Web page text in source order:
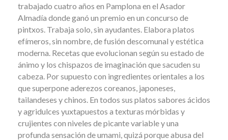
trabajado cuatro años en Pamplona en el Asador
Almadía donde ganó un premio en un concurso de
pintxos. Trabaja solo, sin ayudantes. Elabora platos
efímeros, sin nombre, de fusión descomunal y estética
moderna. Recetas que evolucionan según su estado de
ánimo y los chispazos de imaginación que sacuden su
cabeza. Por supuesto con ingredientes orientales a los
que superpone aderezos coreanos, japoneses,
tailandeses y chinos. En todos sus platos sabores ácidos
y agridulces yuxtapuestos a texturas mórbidas y
crujientes con niveles de picante variable y una
profunda sensación de umami, quizá porque abusa del